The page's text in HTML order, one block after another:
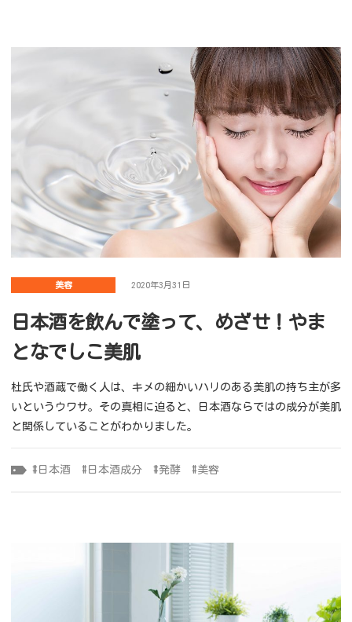
美容 2020年3月31日
日本酒を飲んで塗って、めざせ！やま
となでしこ美肌
杜氏や酒蔵で働く人は、キメの細かいハリのある美肌の持ち主が多
いというウワサ。その真相に迫ると、日本酒ならではの成分が美肌
と関係していることがわかりました。
日本酒 日本酒成分 発酵 美容